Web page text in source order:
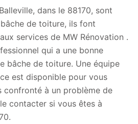
dans le 88170, sont
de toiture, ils font
services de MW Rénovation .
qui a une bonne
bâche de toiture. Une équipe
est disponible pour vous
confronté à un problème de
contacter si vous êtes à